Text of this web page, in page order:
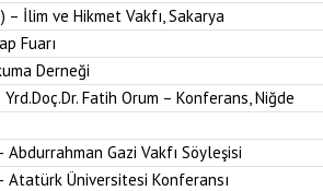
– İlim ve Hikmet Vakfı, Sakarya
Fuarı
Derneği
Yrd.Doç.Dr. Fatih Orum – Konferans, Niğde
Gazi Vakfı Söyleşisi
Atatürk Üniversitesi Konferansı